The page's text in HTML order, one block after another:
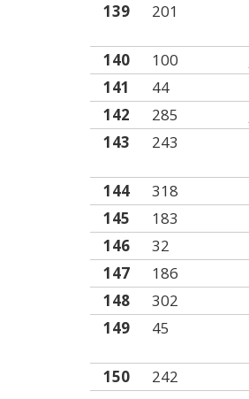
139 201
140 100
141
44
142
285
143
243
144 318
145
183
146
32
147
186
148
302
149
45
150 242